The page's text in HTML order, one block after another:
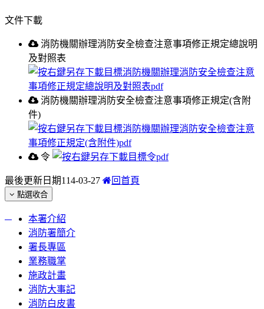
文件下載
消防機關辦理消防安全檢查注意事項修正規定總說明
及對照表
消防機關辦理消防安全檢查注意事項修正規定(含附
件)
令
最後更新日期114-03-27 回首頁
點選收合
本署介紹
消防署簡介
署長專區
業務職掌
施政計畫
消防大事記
消防白皮書